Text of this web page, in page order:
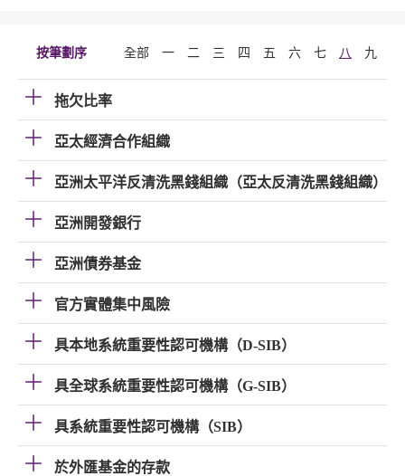
按筆劃序 全部 一 二 三 四 五 六 七 八 九
拖欠比率
亞太經濟合作組織
亞洲太平洋反清洗黑錢組織（亞太反清洗黑錢組織）
亞洲開發銀行
亞洲債券基金
官方實體集中風險
具本地系統重要性認可機構（D-SIB）
具全球系統重要性認可機構（G-SIB）
具系統重要性認可機構（SIB）
於外匯基金的存款